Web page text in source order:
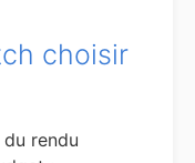
choisir
rendu